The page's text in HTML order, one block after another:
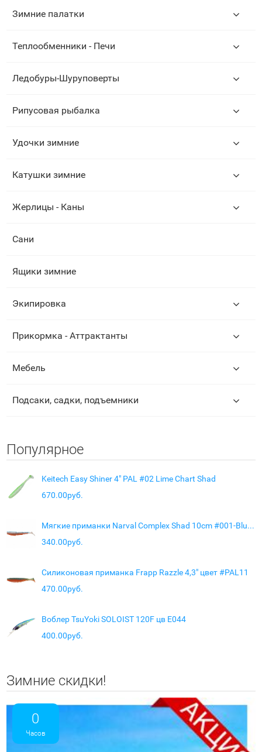
Зимние палатки
Теплообменники - Печи
Ледобуры-Шуруповерты
Рипусовая рыбалка
Удочки зимние
Катушки зимние
Жерлицы - Каны
Сани
Ящики зимние
Экипировка
Прикормка - Аттрактанты
Мебель
Подсаки, садки, подъемники
Популярное
Keitech Easy Shiner 4" PAL #02 Lime Chart Shad
670.00руб.
Мягкие приманки Narval Complex Shad 10cm #001-Blue Back Shiner
340.00руб.
Силиконовая приманка Frapp Razzle 4,3" цвет #PAL11
470.00руб.
Воблер TsuYoki SOLOIST 120F цв E044
400.00руб.
Зимние скидки!
0
Часов